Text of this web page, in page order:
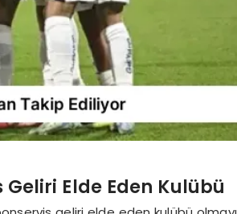
Elde Eden Kulübü